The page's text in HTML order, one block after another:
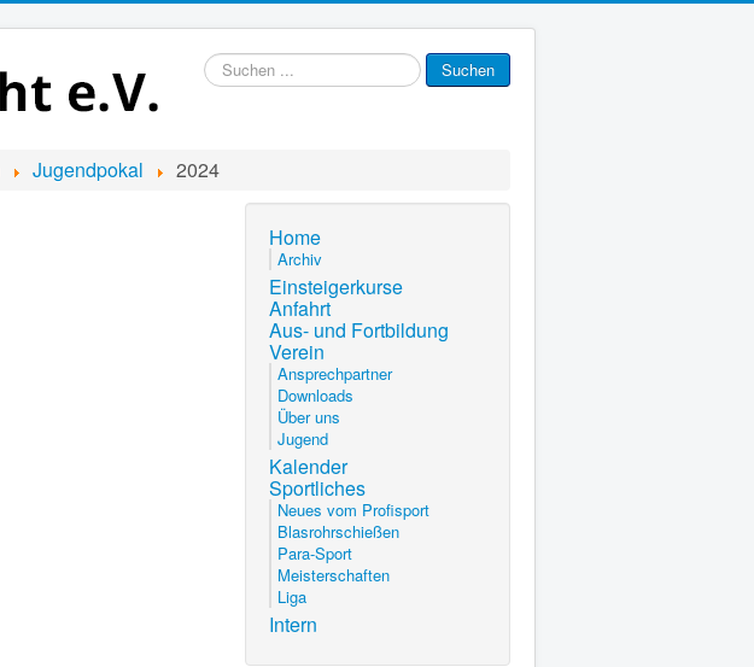
Suchen
...
Suchen
Jugendpokal
2024
Home
Archiv
Einsteigerkurse
Anfahrt
Aus- und Fortbildung
Verein
Ansprechpartner
Downloads
Über uns
Jugend
Kalender
Sportliches
Neues vom Profisport
Blasrohrschießen
Para-Sport
Meisterschaften
Liga
Intern